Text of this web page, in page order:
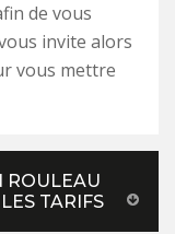
de vous
invite alors
vous mettre
ROULEAU
TARIFS